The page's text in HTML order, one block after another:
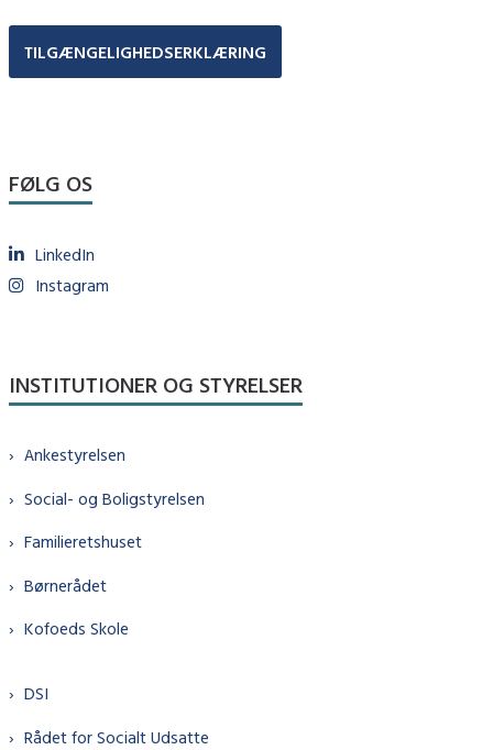
TILGÆNGELIGHEDSERKLÆRING
FØLG OS
LinkedIn
Instagram
INSTITUTIONER OG STYRELSER
Ankestyrelsen
Social- og Boligstyrelsen
Familieretshuset
Børnerådet
Kofoeds Skole
DSI
Rådet for Socialt Udsatte